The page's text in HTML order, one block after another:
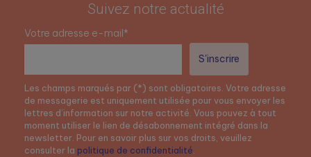
Suivez notre actualité
Votre adresse e-mail*
Les champs marqués par (*) sont obligatoires. Votre adresse
de messagerie est uniquement utilisée pour vous envoyer les
lettres d’information sur notre activité. Vous pouvez à tout
moment utiliser le lien de désabonnement intégré dans la
newsletter. Pour en savoir plus sur vos droits, veuillez
consulter la politique de confidentialité